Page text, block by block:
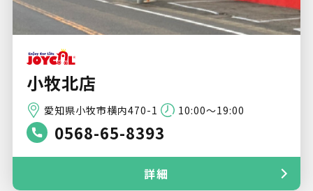
小牧北店
愛知県小牧市横内470-1 10:00～19:00
0568-65-8393
詳細